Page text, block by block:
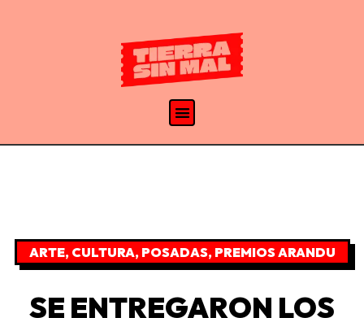
ARTE, CULTURA, POSADAS, PREMIOS ARANDU
SE ENTREGARON LOS